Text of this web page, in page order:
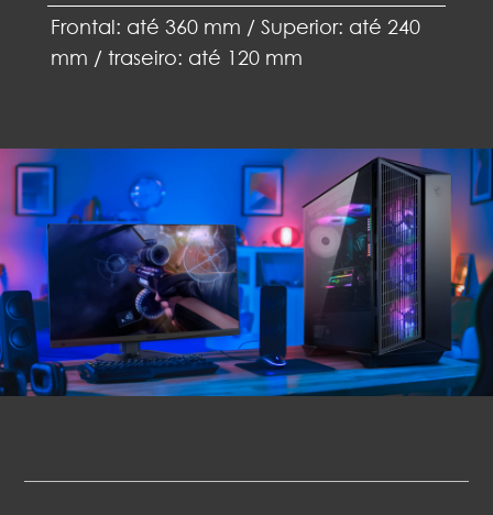
Frontal: até 360 mm / Superior: até 240
mm / traseiro: até 120 mm